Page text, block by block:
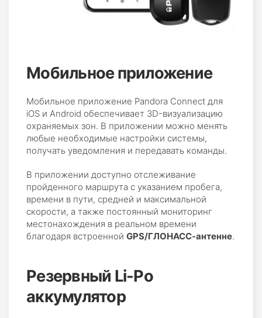
Мобильное приложение
Мобильное приложение Pandora Connect для
iOS и Android обеспечивает 3D-визуализацию
охраняемых зон. В приложении можно менять
любые необходимые настройки системы,
получать уведомления и передавать команды.
В приложении доступно отслеживание
пройденного маршрута с указанием пробега,
времени в пути, средней и максимальной
скорости, а также постоянный мониторинг
местонахождения в реальном времени
благодаря встроенной GPS/ГЛОНАСС-антенне.
Резервный Li-Po
аккумулятор